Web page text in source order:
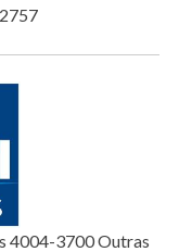
4004-3700 Outras